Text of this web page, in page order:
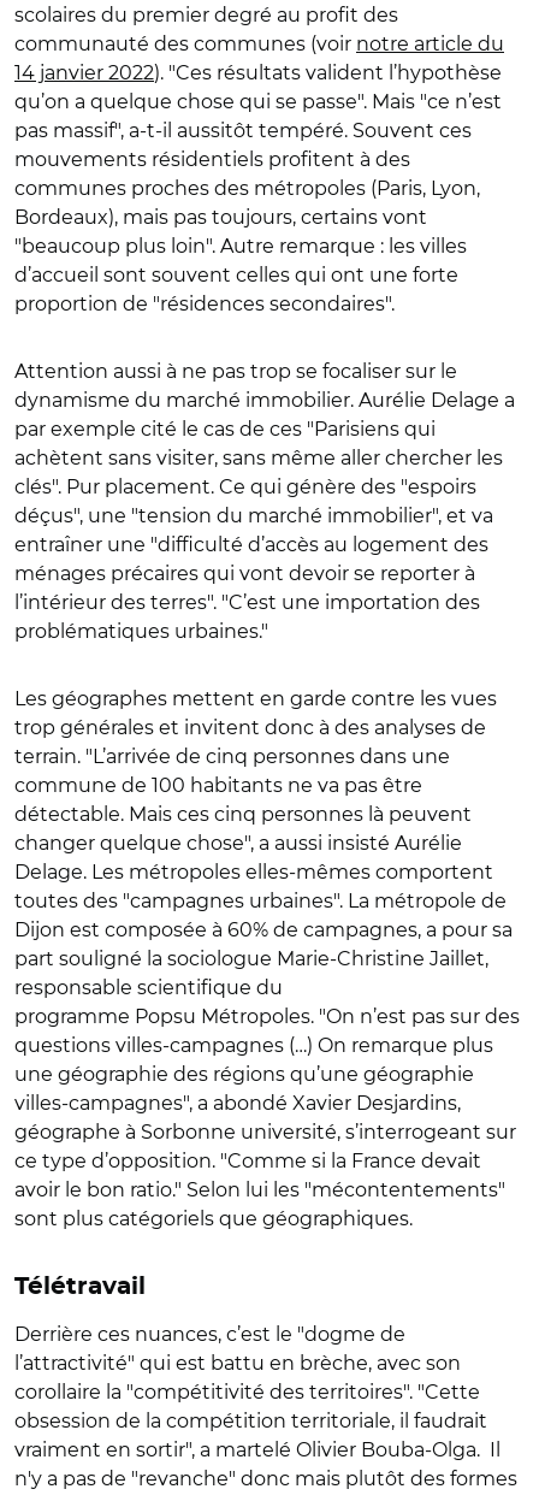
scolaires du premier degré au profit des
communauté des communes (voir notre article du
14 janvier 2022). "Ces résultats valident l’hypothèse
qu’on a quelque chose qui se passe". Mais "ce n’est
pas massif", a-t-il aussitôt tempéré. Souvent ces
mouvements résidentiels profitent à des
communes proches des métropoles (Paris, Lyon,
Bordeaux), mais pas toujours, certains vont
"beaucoup plus loin". Autre remarque : les villes
d’accueil sont souvent celles qui ont une forte
proportion de "résidences secondaires".
Attention aussi à ne pas trop se focaliser sur le
dynamisme du marché immobilier. Aurélie Delage a
par exemple cité le cas de ces "Parisiens qui
achètent sans visiter, sans même aller chercher les
clés". Pur placement. Ce qui génère des "espoirs
déçus", une "tension du marché immobilier", et va
entraîner une "difficulté d’accès au logement des
ménages précaires qui vont devoir se reporter à
l’intérieur des terres". "C’est une importation des
problématiques urbaines."
Les géographes mettent en garde contre les vues
trop générales et invitent donc à des analyses de
terrain. "L’arrivée de cinq personnes dans une
commune de 100 habitants ne va pas être
détectable. Mais ces cinq personnes là peuvent
changer quelque chose", a aussi insisté Aurélie
Delage. Les métropoles elles-mêmes comportent
toutes des "campagnes urbaines". La métropole de
Dijon est composée à 60% de campagnes, a pour sa
part souligné la sociologue Marie-Christine Jaillet,
responsable scientifique du
programme Popsu Métropoles. "On n’est pas sur des
questions villes-campagnes (…) On remarque plus
une géographie des régions qu’une géographie
villes-campagnes", a abondé Xavier Desjardins,
géographe à Sorbonne université, s’interrogeant sur
ce type d’opposition. "Comme si la France devait
avoir le bon ratio." Selon lui les "mécontentements"
sont plus catégoriels que géographiques.
Télétravail
Derrière ces nuances, c’est le "dogme de
l’attractivité" qui est battu en brèche, avec son
corollaire la "compétitivité des territoires". "Cette
obsession de la compétition territoriale, il faudrait
vraiment en sortir", a martelé Olivier Bouba-Olga. Il
n'y a pas de "revanche" donc mais plutôt des formes